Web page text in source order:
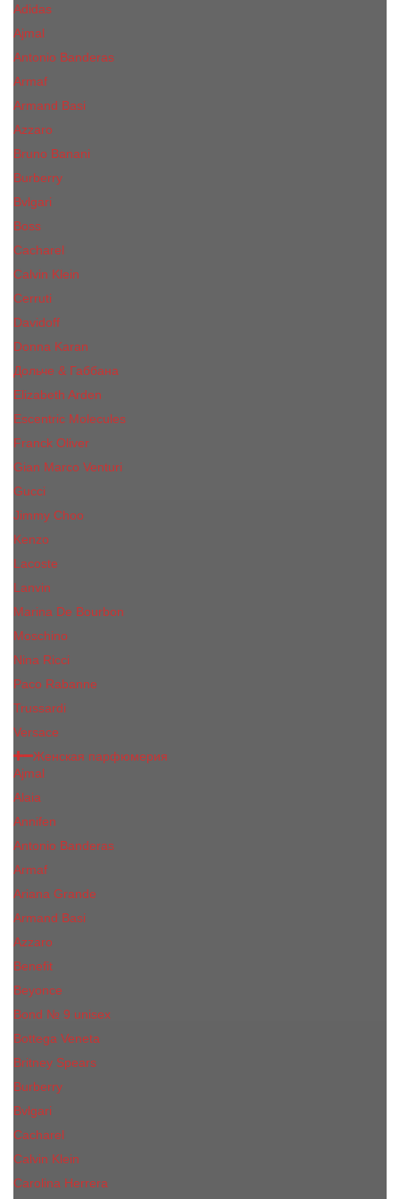
Adidas
Ajmal
Antonio Banderas
Armaf
Armand Basi
Azzaro
Bruno Banani
Burberry
Bvlgari
Boss
Cacharel
Calvin Klein
Cerruti
Davidoff
Donna Karan
Дольче & Габбана
Elizabeth Arden
Escentric Molecules
Franck Oliver
Gian Marco Venturi
Gucci
Jimmy Choo
Kenzo
Lacoste
Lanvin
Marina De Bourbon
Moschino
Nina Ricci
Paco Rabanne
Trussardi
Versace
Женская парфюмерия
Ajmal
Alaia
Annifen
Antonio Banderas
Armaf
Ariana Grande
Armand Basi
Azzaro
Benefit
Beyonce
Bond № 9 unisex
Bottega Veneta
Britney Spears
Burberry
Bvlgari
Cacharel
Calvin Klein
Carolina Herrera